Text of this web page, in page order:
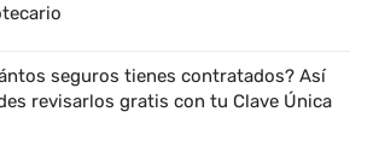
seguros tienes contratados? Así
revisarlos gratis con tu Clave Única